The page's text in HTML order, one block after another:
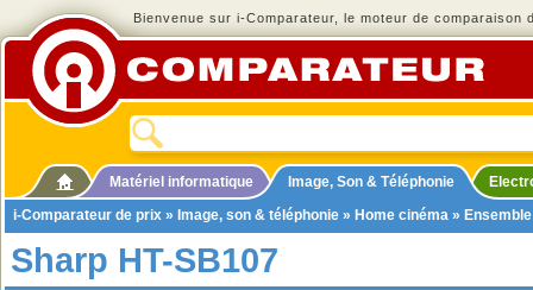
Bienvenue sur i-Comparateur, le moteur de comparaison
Matériel informatique Image, Son & Téléphonie
i-Comparateur de prix » Image, son & téléphonie » Home cinéma »
Sharp HT-SB107